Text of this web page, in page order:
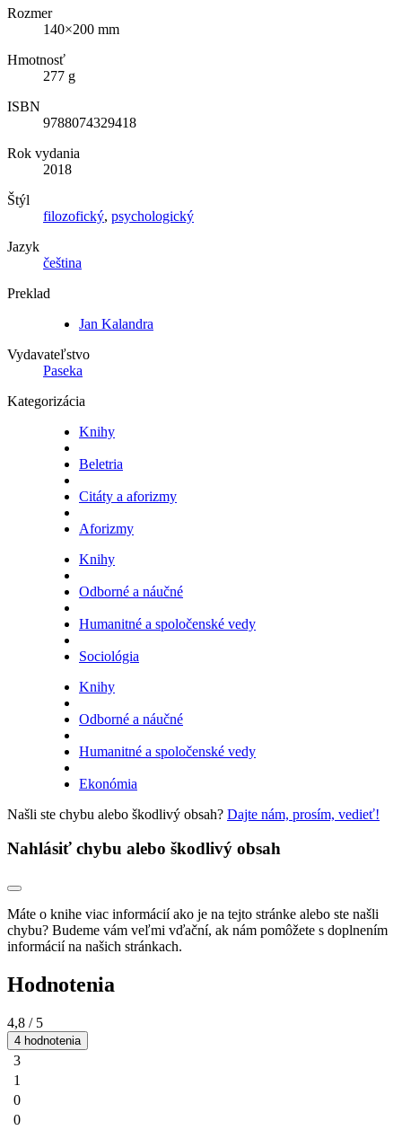
Rozmer
140×200 mm
Hmotnosť
277 g
ISBN
9788074329418
Rok vydania
2018
Štýl
filozofický, psychologický
Jazyk
čeština
Preklad
Jan Kalandra
Vydavateľstvo
Paseka
Kategorizácia
Knihy
Beletria
Citáty a aforizmy
Aforizmy
Knihy
Odborné a náučné
Humanitné a spoločenské vedy
Sociológia
Knihy
Odborné a náučné
Humanitné a spoločenské vedy
Ekonómia
Našli ste chybu alebo škodlivý obsah? Dajte nám, prosím, vedieť!
Nahlásiť chybu alebo škodlivý obsah
Máte o knihe viac informácií ako je na tejto stránke alebo ste našli
chybu? Budeme vám veľmi vďační, ak nám pomôžete s doplnením
informácií na našich stránkach.
Hodnotenia
4,8 / 5
4 hodnotenia
3
1
0
0